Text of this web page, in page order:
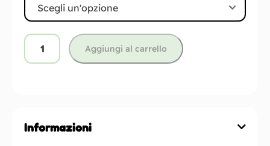
Aggiungi al carrello
Informazioni